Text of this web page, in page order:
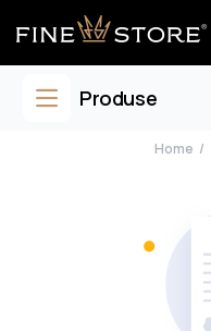
Produse
Home